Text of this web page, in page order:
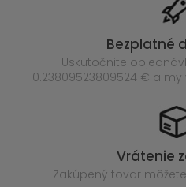
Bezplatné
Uskutočnite
-0.23809523809524 € a my
Vrátenie
Zakúpený tovar